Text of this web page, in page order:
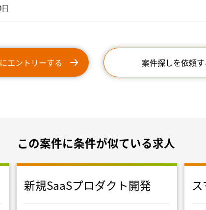
エントリーする 案件探しを依頼
この案件に条件が似ている求人
新規SaaSプロダクト開発